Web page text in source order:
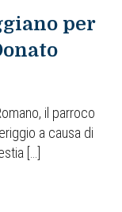
per
il parroco
a causa di
[…]